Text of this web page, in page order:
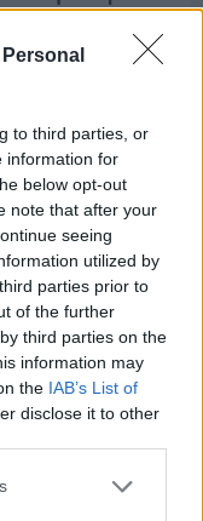
to third parties, or
information for
below opt-out
note that after your
seeing
utilized by
parties prior to
of the further
third parties on the
information may
the IAB’s List of
disclose it to other
Τέλλιος